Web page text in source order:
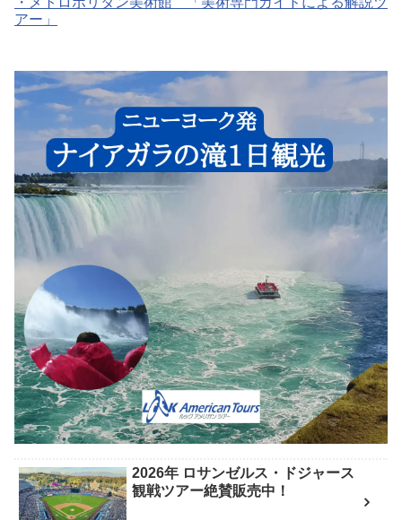
アー」
2026年 ロサンゼルス・ドジャース
観戦ツアー絶賛販売中！